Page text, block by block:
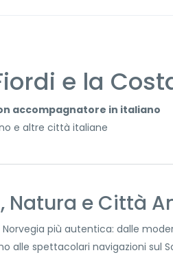
e la
accompagnatore in italiano
e altre città italiane
Natura e Città
più autentica: dalle
alle spettacolari navigazioni sul